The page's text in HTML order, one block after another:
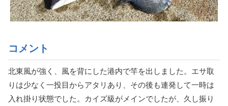
コメント
北東風が強く、風を背にした港内で竿を出しました。エサ取
りは少なく一投目からアタリあり、その後も連発して一時は
入れ掛り状態でした。カイズ級がメインでしたが、久し振り